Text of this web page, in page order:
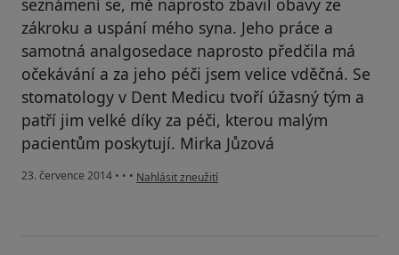
zákroku a uspání mého syna. Jeho práce a
samotná analgosedace naprosto předčila má
očekávání a za jeho péči jsem velice vděčná. Se
stomatology v Dent Medicu tvoří úžasný tým a
patří jim velké díky za péči, kterou malým
pacientům poskytují. Mirka Jůzová
23. července 2014 • • • podle názoru uživatele Váš účet byl odstraněn
Nahlásit zneužití